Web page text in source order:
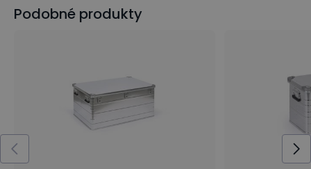
Podobné produkty